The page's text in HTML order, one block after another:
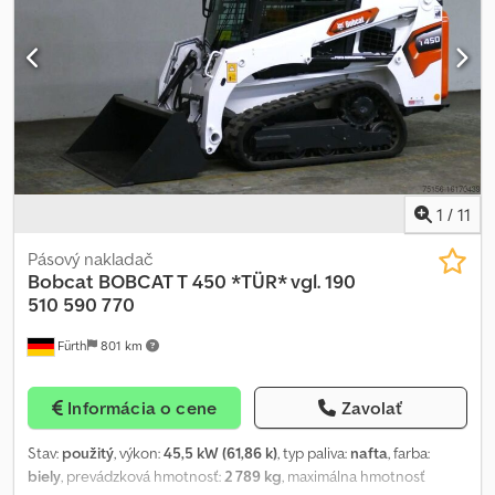
EXPORTE SA PLATÍ LEN ČISTÁ CENA (!) ∗∗∗ © pb Cjdpfxei Irhbo
Adqeha
1 / 11
Fürth 801 km
Pásový nakladač
Bobcat BOBCAT T 450 *TÜR* vgl. 190
510 590 770
Informácia o cene Zavolať
Stav: použitý, výkon:45,5 kW (61,86 k), typ paliva: nafta, farba:
biely, prevádzková hmotnosť:2 789 kg, maximálna hmotnosť